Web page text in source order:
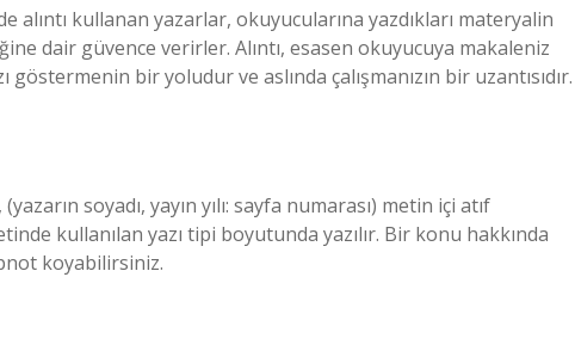
alıntı kullanan yazarlar, okuyucularına yazdıkları materyalin
dair güvence verirler. Alıntı, esasen okuyucuya makaleniz
bir yoludur ve aslında çalışmanızın bir uzantısıdır.
soyadı, yayın yılı: sayfa numarası) metin içi atıf
kullanılan yazı tipi boyutunda yazılır. Bir konu hakkında
koyabilirsiniz.